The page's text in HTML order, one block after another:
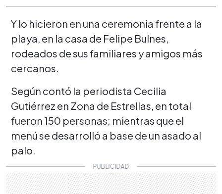
Y lo hicieron en una ceremonia frente a la
playa, en la casa de Felipe Bulnes,
rodeados de sus familiares y amigos más
cercanos.
Según contó la periodista Cecilia
Gutiérrez en Zona de Estrellas, en total
fueron 150 personas; mientras que el
menú se desarrolló a base de un asado al
palo.